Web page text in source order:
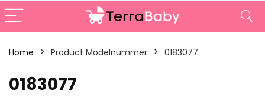
Home Product Modelnummer ‎0183077
‎0183077